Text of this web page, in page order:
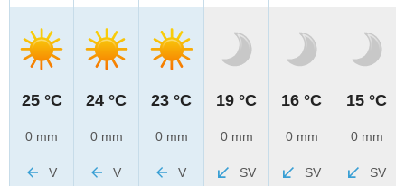
25 °C
0 mm
V
24 °C
0 mm
V
23 °C
0 mm
V
19 °C
0 mm
SV
16 °C
0 mm
SV
15 °C
0 mm
SV